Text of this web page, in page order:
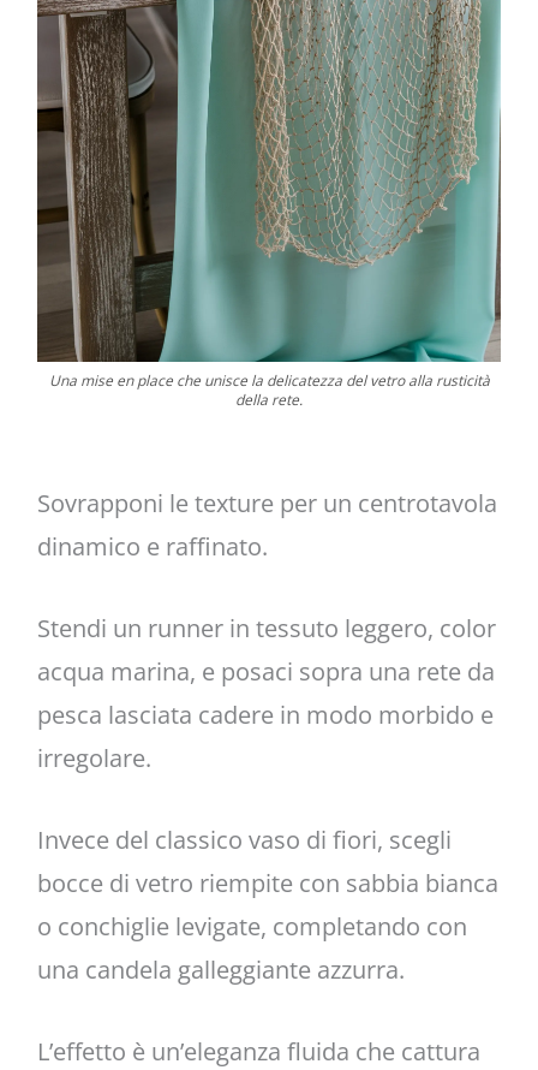
Una mise en place che unisce la delicatezza del vetro alla rusticità
della rete.
Sovrapponi le texture per un centrotavola
dinamico e raffinato.
Stendi un runner in tessuto leggero, color
acqua marina, e posaci sopra una rete da
pesca lasciata cadere in modo morbido e
irregolare.
Invece del classico vaso di fiori, scegli
bocce di vetro riempite con sabbia bianca
o conchiglie levigate, completando con
una candela galleggiante azzurra.
L’effetto è un’eleganza fluida che cattura